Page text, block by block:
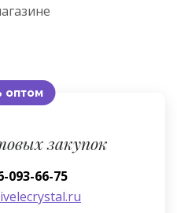
оптом
закупок
093-66-75